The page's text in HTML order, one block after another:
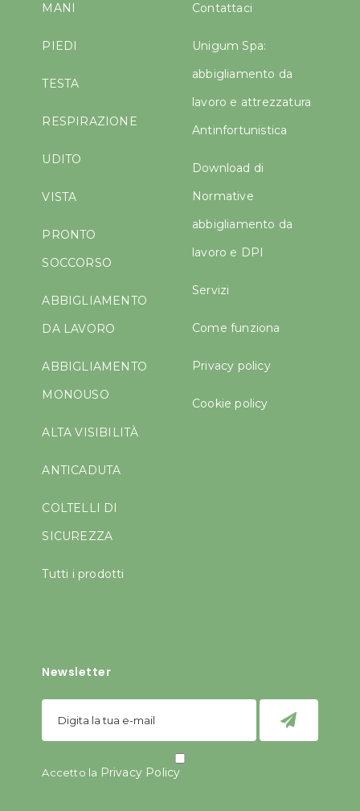
MANI
PIEDI
TESTA
RESPIRAZIONE
UDITO
VISTA
PRONTO
SOCCORSO
ABBIGLIAMENTO
DA LAVORO
ABBIGLIAMENTO
MONOUSO
ALTA VISIBILITÀ
ANTICADUTA
COLTELLI DI
SICUREZZA
Tutti i prodotti
Contattaci
Unigum Spa:
abbigliamento da
lavoro e attrezzatura
Antinfortunistica
Download di
Normative
abbigliamento da
lavoro e DPI
Servizi
Come funziona
Privacy policy
Cookie policy
Newsletter
Accetto la Privacy Policy